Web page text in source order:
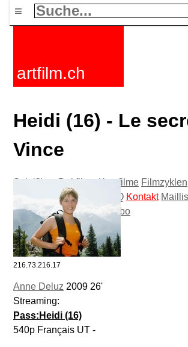
≡
artfilm.ch
Heidi (16) - Le
Vince
Anne Deluz 2009 26'
Streaming:
Pass:Heidi (16)
540p Français UT -
Spielfilme Dokfilme Kurzfilme Filmzyklen
Nachrichten F-Rated FAQ Kontakt
AGB KaufenAktivieren Abo
216.73.216.17